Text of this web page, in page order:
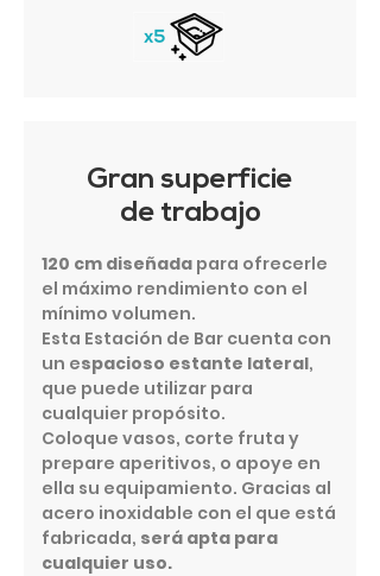
Gran superficie
de trabajo
120 cm diseñada para ofrecerle
el máximo rendimiento con el
mínimo volumen.
Esta Estación de Bar cuenta con
un espacioso estante lateral,
que puede utilizar para
cualquier propósito.
Coloque vasos, corte fruta y
prepare aperitivos, o apoye en
ella su equipamiento. Gracias al
acero inoxidable con el que está
fabricada, será apta para
cualquier uso.